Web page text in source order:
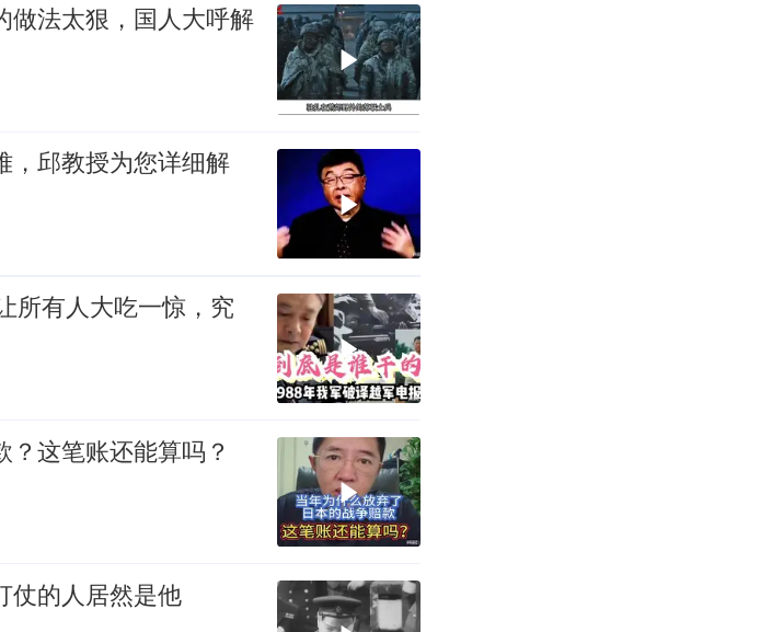
做法太狠，国人大呼解
，邱教授为您详细解
所有人大吃一惊，究
这笔账还能算吗？
仗的人居然是他